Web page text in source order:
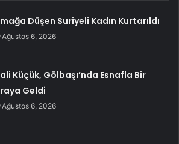
Düşen Suriyeli Kadın Kurtarıldı
Ağustos 6, 2026
Küçük, Gölbaşı’nda Esnafla Bir
Geldi
Ağustos 6, 2026